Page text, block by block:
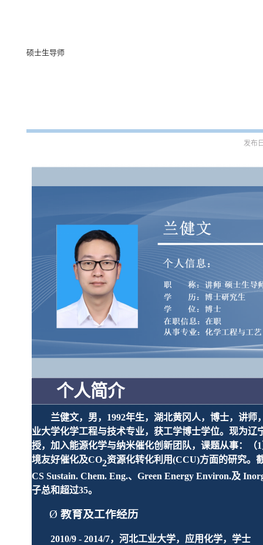
硕士生导师
发布
个人简介
兰健文，男， 1992年生，湖北黄冈人，博士， 讲师
业大学化学工程与技术专业，获工学博士学位。现为辽
授，加入能源化学与纳米催化创新团队，课题从事：（1
境友好催化及CO2资源化转化利用(CCU)方面的研究。
CS Sustain. Chem.Eng.、Green Energy Environ.及
子总和超过35。
Ø教育及工作经历
2010/9 - 2014/7，河北工业大学，应用化学，学士